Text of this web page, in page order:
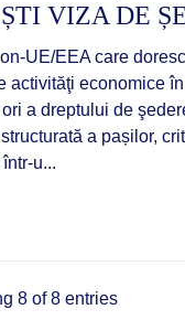
VIZA DE
UE/EEA care
activităţi economice
a dreptului de
a pașilor,
u...
8 of 8 entries